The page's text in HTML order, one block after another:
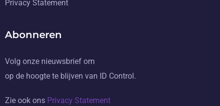
Privacy Statement
Abonneren
Volg onze nieuwsbrief om
op de hoogte te blijven van ID Control.
Zie ook ons Privacy Statement